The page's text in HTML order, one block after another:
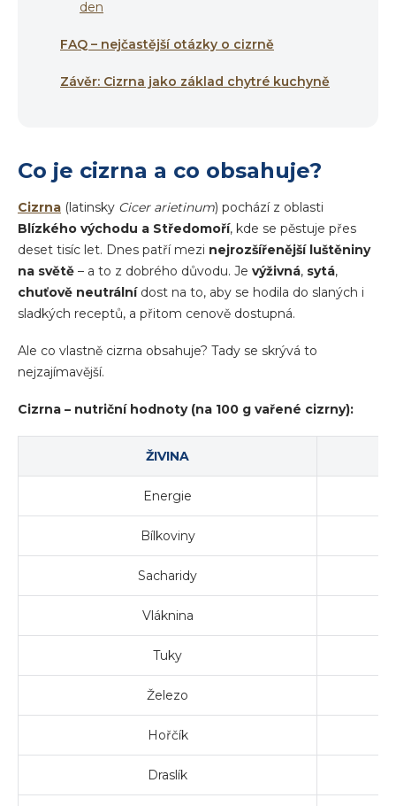
den
FAQ – nejčastější otázky o cizrně
Závěr: Cizrna jako základ chytré kuchyně
Co je cizrna a co obsahuje?
Cizrna (latinsky Cicer arietinum) pochází z oblasti
Blízkého východu a Středomoří, kde se pěstuje přes
deset tisíc let. Dnes patří mezi nejrozšířenější luštěniny
na světě – a to z dobrého důvodu. Je výživná, sytá,
chuťově neutrálnídost na to, aby se hodila do slaných i
sladkých receptů, a přitom cenově dostupná.
Ale co vlastně cizrna obsahuje? Tady se skrývá to
nejzajímavější.
Cizrna – nutriční hodnoty (na 100 g vařené cizrny):
ŽIVINA
Energie
Bílkoviny
Sacharidy
Vláknina
Tuky
Železo
Hořčík
Draslík